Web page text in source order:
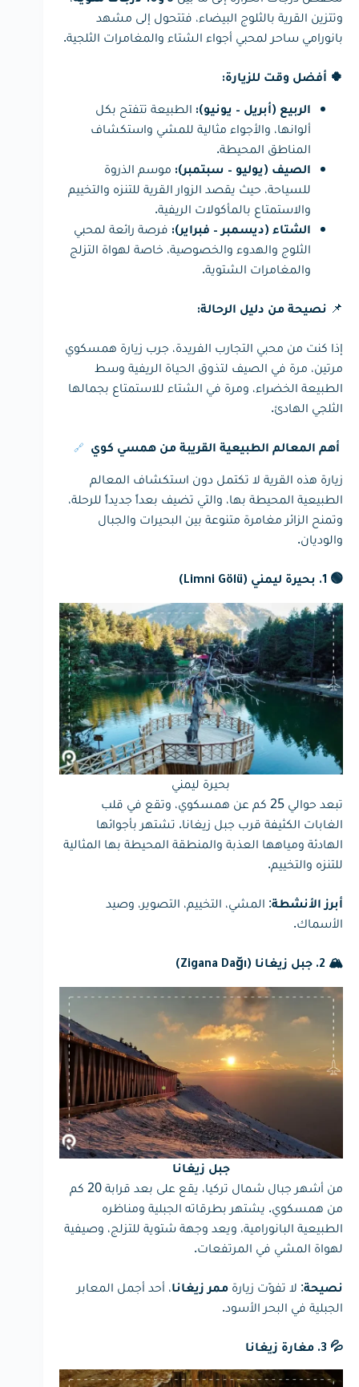
وتتزين القرية بالثلوج البيضاء، فتتحول إلى مشهد
بانورامي ساحر لمحبي أجواء الشتاء والمغامرات الثلجية.
🍀 أفضل وقت للزيارة:
الربيع (أبريل – يونيو): الطبيعة تتفتح بكل
ألوانها، والأجواء مثالية للمشي واستكشاف
المناطق المحيطة.
الصيف (يوليو – سبتمبر): موسم الذروة
للسياحة، حيث يقصد الزوار القرية للتنزه والتخييم
والاستمتاع بالمأكولات الريفية.
الشتاء (ديسمبر – فبراير): فرصة رائعة لمحبي
الثلوج والهدوء والخصوصية، خاصة لهواة التزلج
والمغامرات الشتوية.
📌 نصيحة من دليل الرحالة:
إذا كنت من محبي التجارب الفريدة، جرب زيارة همسكوي
مرتين، مرة في الصيف لتذوق الحياة الريفية وسط
الطبيعة الخضراء، ومرة في الشتاء للاستمتاع بجمالها
الثلجي الهادئ.
أهم المعالم الطبيعية القريبة من همسي كوي 🔗
زيارة هذه القرية لا تكتمل دون استكشاف المعالم
الطبيعية المحيطة بها، والتي تضيف بعداً جديداً للرحلة،
وتمنح الزائر مغامرة متنوعة بين البحيرات والجبال
والوديان.
🟢 1. بحيرة ليمني (Limni Gölü)
بحيرة ليمني
تبعد حوالي 25 كم عن همسكوي، وتقع في قلب
الغابات الكثيفة قرب جبل زيغانا. تشتهر بأجوائها
الهادئة ومياهها العذبة والمنطقة المحيطة بها المثالية
للتنزه والتخييم.
أبرز الأنشطة: المشي، التخييم، التصوير، وصيد
الأسماك.
🏔 2. جبل زيغانا (Zigana Dağı)
جبل زيغانا
من أشهر جبال شمال تركيا، يقع على بعد قرابة 20 كم
من همسكوي. يشتهر بطرقاته الجبلية ومناظره
الطبيعية البانورامية، ويعد وجهة شتوية للتزلج، وصيفية
لهواة المشي في المرتفعات.
نصيحة: لا تفوّت زيارة ممر زيغانا، أحد أجمل المعابر
الجبلية في البحر الأسود.
💦 3. مغارة زيغانا